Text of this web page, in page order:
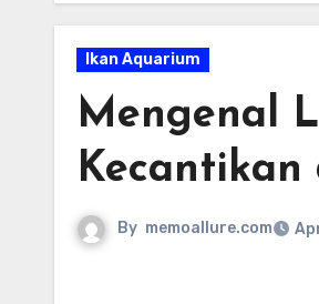
Ikan Aquarium
Mengenal
Kecantikan
By memoallure.com